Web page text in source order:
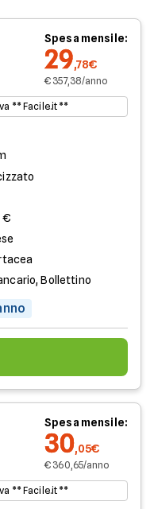
Spesa mensile:
29,78€
€ 357,38/anno
** Facile.it **
€
Bollettino
Spesa mensile:
30,05€
€ 360,65/anno
** Facile.it **